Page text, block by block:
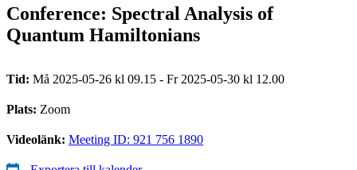
Conference: Spectral Analysis of
Quantum Hamiltonians
Tid: Må 2025-05-26 kl 09.15 - Fr 2025-05-30 kl 12.00
Plats: Zoom
Videolänk: Meeting ID: 921 756 1890